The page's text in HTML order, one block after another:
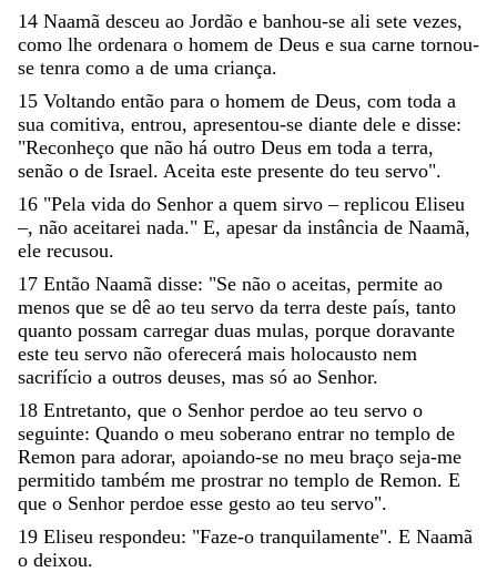
14 Naamã desceu ao Jordão e banhou-se ali sete vezes,
como lhe ordenara o homem de Deus e sua carne tornou-
se tenra como a de uma criança.
15 Voltando então para o homem de Deus, com toda a
sua comitiva, entrou, apresentou-se diante dele e disse:
"Reconheço que não há outro Deus em toda a terra,
senão o de Israel. Aceita este presente do teu servo".
16 "Pela vida do Senhor a quem sirvo– replicou Eliseu
–, não aceitarei nada." E, apesar da instância de Naamã,
ele recusou.
17 Então Naamã disse: "Se não o aceitas, permite ao
menos que se dê ao teu servo da terra deste país, tanto
quanto possam carregar duas mulas, porque doravante
este teu servo não oferecerá mais holocausto nem
sacrifício a outros deuses, mas só ao Senhor.
18 Entretanto, que o Senhor perdoe ao teu servo o
seguinte: Quando o meu soberano entrar no templo de
Remon para adorar, apoiando-se no meu braço seja-me
permitido também me prostrar no templo de Remon. E
que o Senhor perdoe esse gesto ao teu servo".
19 Eliseu respondeu: "Faze-o tranquilamente". E Naamã
o deixou.